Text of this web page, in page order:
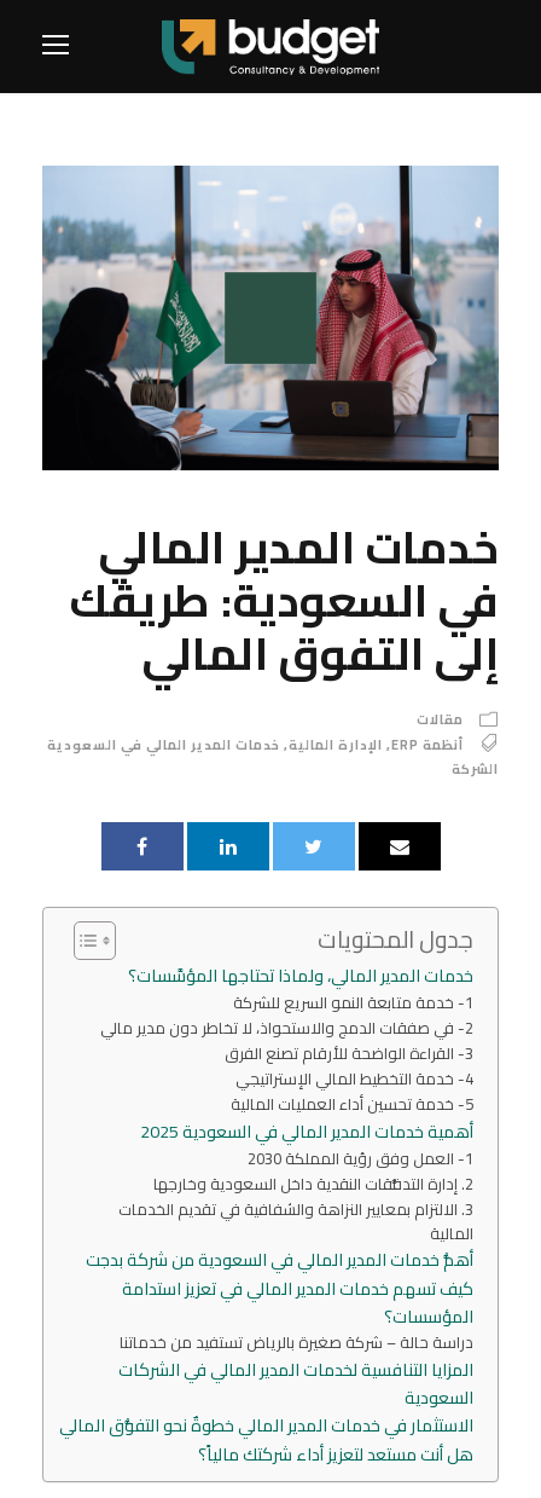
خدمات المدير المالي
في السعودية: طريقك
إلى التفوق المالي
مقالات
أنظمة ERP
, الإدارة المالية, خدمات المدير المالي في السعودية
الشركة
جدول المحتويات
خدمات المدير المالي، ولماذا تحتاجها المؤسَّسات؟
1- خدمة متابعة النمو السريع للشركة
2- في صفقات الدمج والاستحواذ، لا تخاطر دون مدير مالي
3- القراءة الواضحة للأرقام تصنع الفرق
4- خدمة التخطيط المالي الإستراتيجي
5- خدمة تحسين أداء العمليات المالية
أهمية خدمات المدير المالي في السعودية 2025
1- العمل وفق رؤية المملكة 2030
2. إدارة التدفُّقات النقدية داخل السعودية وخارجها
3. الالتزام بمعايير النزاهة والشفافية في تقديم الخدمات
المالية
أهمُّ خدمات المدير المالي في السعودية من شركة بدجت
كيف تسهم خدمات المدير المالي في تعزيز استدامة
المؤسسات؟
دراسة حالة – شركة صغيرة بالرياض تستفيد من خدماتنا
المزايا التنافسية لخدمات المدير المالي في الشركات
السعودية
الاستثمار في خدمات المدير المالي خطوةٌ نحو التفوُّق المالي
هل أنت مستعد لتعزيز أداء شركتك مالياً؟